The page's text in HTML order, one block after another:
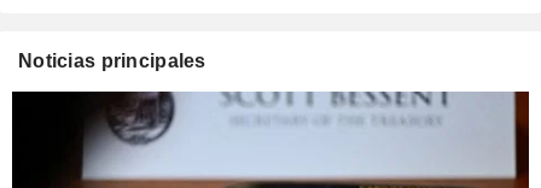
Noticias principales